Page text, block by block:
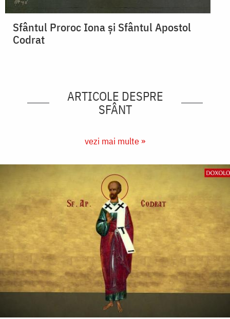
Sfântul Proroc Iona și Sfântul Apostol
Codrat
ARTICOLE DESPRE
SFÂNT
vezi mai multe »